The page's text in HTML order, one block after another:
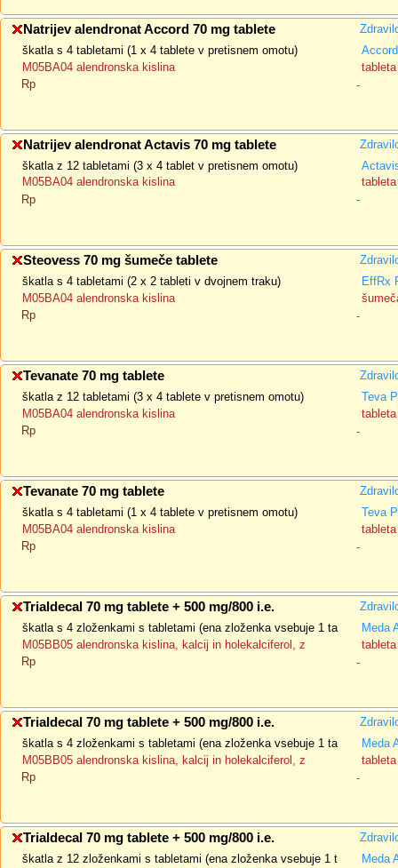
Natrijev alendronat Accord 70 mg tablete
škatla s 4 tabletami (1 x 4 tablete v pretisnem omotu)
M05BA04 alendronska kislina
tableta
Rp
-
Natrijev alendronat Actavis 70 mg tablete
škatla z 12 tabletami (3 x 4 tablet v pretisnem omotu)
M05BA04 alendronska kislina
tableta
Rp
-
Steovess 70 mg šumeče tablete
škatla s 4 tabletami (2 x 2 tableti v dvojnem traku)
EffRx
M05BA04 alendronska kislina
Rp
-
Tevanate 70 mg tablete
škatla z 12 tabletami (3 x 4 tablete v pretisnem omotu)
Teva
M05BA04 alendronska kislina
tableta
Rp
-
Tevanate 70 mg tablete
škatla s 4 tabletami (1 x 4 tablete v pretisnem omotu)
Teva
M05BA04 alendronska kislina
tableta
Rp
-
Trialdecal 70 mg tablete + 500 mg/800 i.e.
škatla s 4 zloženkami s tabletami (ena zloženka vsebuje 1 ta
Meda
M05BB05 alendronska kislina, kalcij in holekalciferol, z
tableta
Rp
-
Trialdecal 70 mg tablete + 500 mg/800 i.e.
škatla s 4 zloženkami s tabletami (ena zloženka vsebuje 1 ta
Meda
M05BB05 alendronska kislina, kalcij in holekalciferol, z
tableta
Rp
-
Trialdecal 70 mg tablete + 500 mg/800 i.e.
škatla z 12 zloženkami s tabletami (ena zloženka vsebuje 1 t
Meda